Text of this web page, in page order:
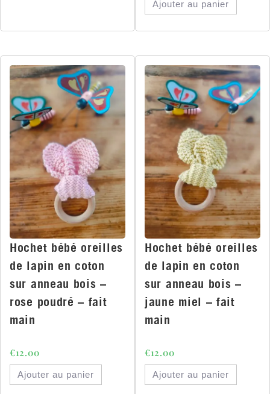
Ajouter au panier
Hochet bébé oreilles
de lapin en coton
sur anneau bois –
rose poudré – fait
main
€12.00
Ajouter au panier
Hochet bébé oreilles
de lapin en coton
sur anneau bois –
jaune miel – fait
main
€12.00
Ajouter au panier